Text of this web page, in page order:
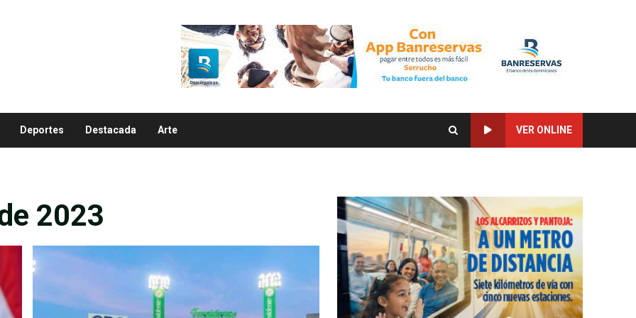
Deportes Destacada Arte VER ONLINE
2023